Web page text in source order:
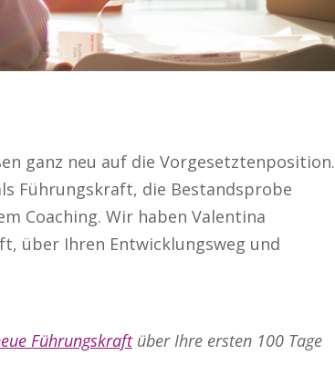
ganz neu auf die Vorgesetztenposition.
Führungskraft, die Bestandsprobe
Coaching. Wir haben Valentina
über Ihren Entwicklungsweg und
Führungskraftüber Ihre ersten 100 Tage